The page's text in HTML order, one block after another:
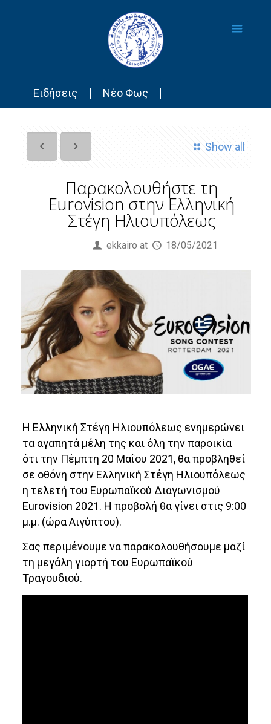
Ειδήσεις Νέο Φως
Show all
Παρακολουθήστε τη
Eurovision στην Ελληνική
Στέγη Ηλιουπόλεως
ekkairo at 18/05/2021
Η Ελληνική Στέγη Ηλιουπόλεως ενημερώνει
τα αγαπητά μέλη της και όλη την παροικία
ότι την Πέμπτη 20 Μαΐου 2021, θα προβληθεί
σε οθόνη στην Ελληνική Στέγη Ηλιουπόλεως
η τελετή του Ευρωπαϊκού Διαγωνισμού
Eurovision 2021. Η προβολή θα γίνει στις 9:00
μ.μ. (ώρα Αιγύπτου).
Σας περιμένουμε να παρακολουθήσουμε μαζί
τη μεγάλη γιορτή του Ευρωπαϊκού
Τραγουδιού.